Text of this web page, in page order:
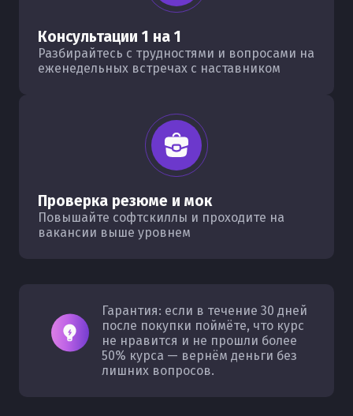
Консультации 1 на 1
Разбирайтесь с трудностями и вопросами на
еженедельных встречах с наставником
Проверка резюме и мок
Повышайте софтскиллы и проходите на
вакансии выше уровнем
Гарантия: если в течение 30 дней
после покупки поймёте, что курс
не нравится и не прошли более
50% курса — вернём деньги без
лишних вопросов.